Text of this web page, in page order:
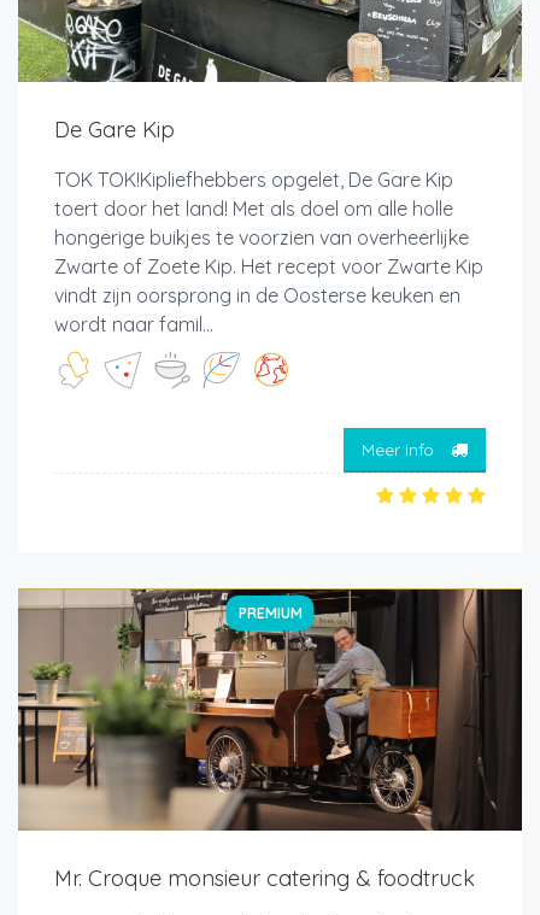
De Gare Kip
TOK TOK!Kipliefhebbers opgelet, De Gare Kip
toert door het land! Met als doel om alle holle
hongerige buikjes te voorzien van overheerlijke
Zwarte of Zoete Kip. Het recept voor Zwarte Kip
vindt zijn oorsprong in de Oosterse keuken en
wordt naar famil...
Meer info
PREMIUM
Mr. Croque monsieur catering & foodtruck